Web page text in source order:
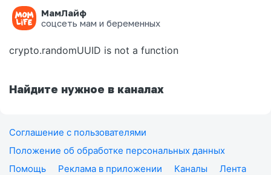
МамЛайф
соцсеть мам и беременных
Ошибка на странице
crypto.randomUUID is not a function
Найдите нужное в каналах
Соглашение с пользователями
Положение об обработке персональных данных
Помощь
Реклама в приложении Каналы
Лента